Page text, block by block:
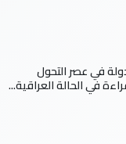
في عصر التحول
في الحالة العراقية...